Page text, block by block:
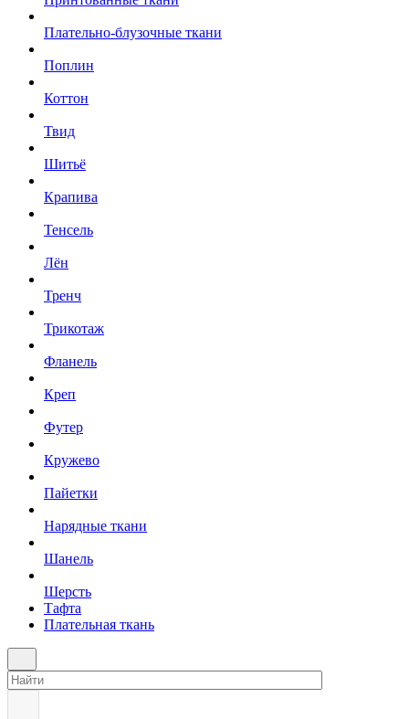
Плательно-блузочные ткани
Поплин
Коттон
Твид
Шитьё
Крапива
Тенсель
Лён
Тренч
Трикотаж
Фланель
Креп
Футер
Кружево
Пайетки
Нарядные ткани
Шанель
Шерсть
Тафта
Плательная ткань